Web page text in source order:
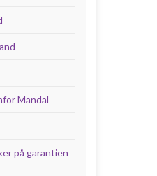
Mandal
på garantien